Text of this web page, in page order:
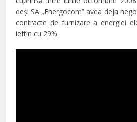
deși SA „Energocom” avea deja
contracte de furnizare a energiei
ieftin cu 29%.